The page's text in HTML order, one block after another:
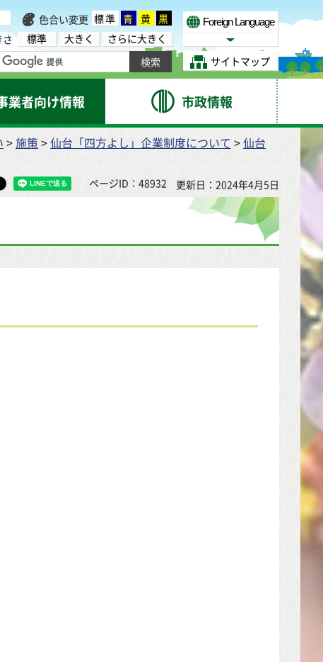
色合い変更 標準 青 黄 黒
標準 大きく
さらに大きく
Foreign Language
Select Language
サイトマップ
業者向け情報 市政情報
>施策 >仙台「四方よし」企業制度について >仙台
ページID：48932 更新日：2024年4月5日